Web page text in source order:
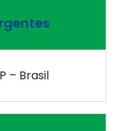
– Brasil